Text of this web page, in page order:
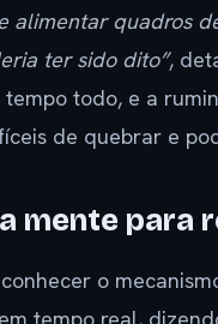
alimentar quadros
ter sido dito”,
todo, e a
de quebrar e
mente para
o
tempo real,